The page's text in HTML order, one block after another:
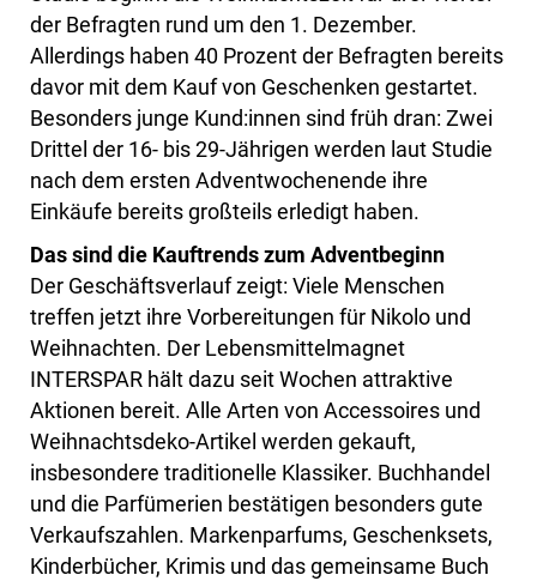
der Befragten rund um den 1. Dezember.
Allerdings haben 40 Prozent der Befragten bereits
davor mit dem Kauf von Geschenken gestartet.
Besonders junge Kund:innen sind früh dran: Zwei
Drittel der 16- bis 29-Jährigen werden laut Studie
nach dem ersten Adventwochenende ihre
Einkäufe bereits großteils erledigt haben.
Das sind die Kauftrends zum Adventbeginn
Der Geschäftsverlauf zeigt: Viele Menschen
treffen jetzt ihre Vorbereitungen für Nikolo und
Weihnachten. Der Lebensmittelmagnet
INTERSPAR hält dazu seit Wochen attraktive
Aktionen bereit. Alle Arten von Accessoires und
Weihnachtsdeko-Artikel werden gekauft,
insbesondere traditionelle Klassiker. Buchhandel
und die Parfümerien bestätigen besonders gute
Verkaufszahlen. Markenparfums, Geschenksets,
Kinderbücher, Krimis und das gemeinsame Buch